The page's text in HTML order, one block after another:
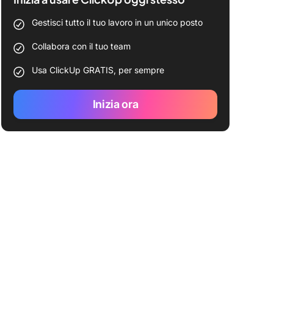
Gestisci tutto il tuo lavoro in un unico posto
Collabora con il tuo team
Usa ClickUp GRATIS, per sempre
Inizia ora